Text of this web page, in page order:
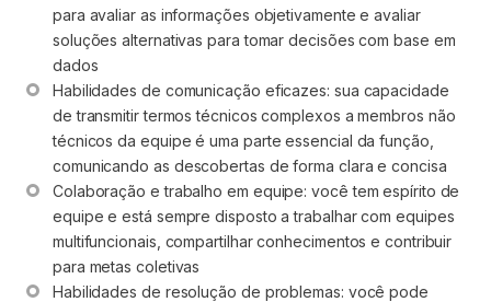
para avaliar as informações objetivamente e avaliar
soluções alternativas para tomar decisões com base em
dados
Habilidades de comunicação eficazes: sua capacidade
de transmitir termos técnicos complexos a membros não
técnicos da equipe é uma parte essencial da função,
comunicando as descobertas de forma clara e concisa
Colaboração e trabalho em equipe: você tem espírito de
equipe e está sempre disposto a trabalhar com equipes
multifuncionais, compartilhar conhecimentos e contribuir
para metas coletivas
Habilidades de resolução de problemas: você pode